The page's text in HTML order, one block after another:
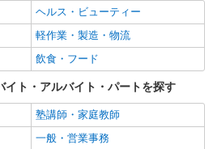
副業・WワークOK
社会保険あり
社員登用あり
飲食・フード
調理・調理補助・調理師
ヘルス・ビューティー
軽作業・製造・物流
飲食・フード
イト・アルバイト・パートを探す
塾講師・家庭教師
一般・営業事務